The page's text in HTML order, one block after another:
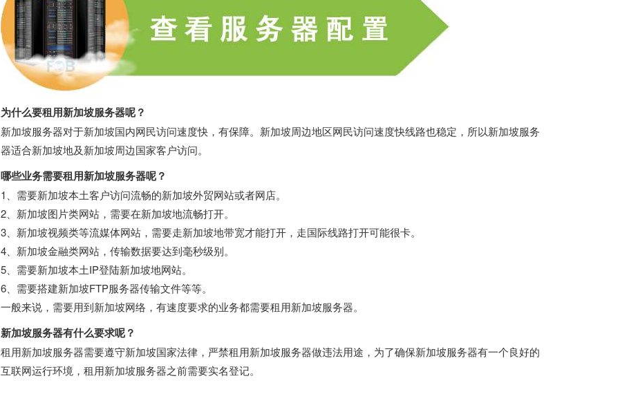
为什么要租用新加坡服务器呢？
新加坡服务器对于新加坡国内网民访问速度快，有保障。新加坡周边地区网民访问速度快线路也稳定，所以新加坡服务
器适合新加坡地及新加坡周边国家客户访问。
哪些业务需要租用新加坡服务器呢？
1、需要新加坡本土客户访问流畅的新加坡外贸网站或者网店。
2、新加坡图片类网站，需要在新加坡地流畅打开。
3、新加坡视频类等流媒体网站，需要走新加坡地带宽才能打开，走国际线路打开可能很卡。
4、新加坡金融类网站，传输数据要达到毫秒级别。
5、需要新加坡本土IP登陆新加坡地网站。
6、需要搭建新加坡FTP服务器传输文件等等。
一般来说，需要用到新加坡网络，有速度要求的业务都需要租用新加坡服务器。
新加坡服务器有什么要求呢？
租用新加坡服务器需要遵守新加坡国家法律，严禁租用新加坡服务器做违法用途，为了确保新加坡服务器有一个良好的
互联网运行环境，租用新加坡服务器之前需要实名登记。